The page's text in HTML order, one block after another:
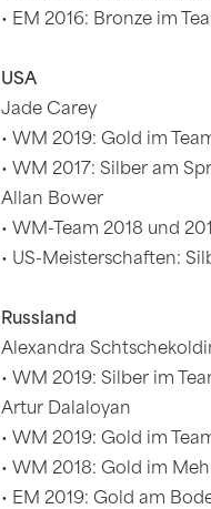
• EM 2016: Bronze im
USA
Jade Carey
• WM 2019: Gold im
• WM 2017: Silber am
Allan Bower
• WM-Team 2018 und
• US-Meisterschaften:
Russland
Alexandra
• WM 2019: Silber im
Artur Dalaloyan
• WM 2019: Gold im
• WM 2018: Gold im
• EM 2019: Gold am